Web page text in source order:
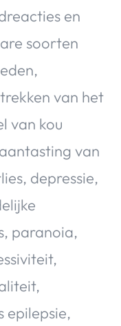
en
soorten
van het
van kou
van
depressie,
paranoia,
epilepsie,